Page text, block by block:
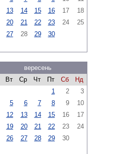
13 14 15 16 17
18
20 21 22 23 24
25
27 28 29 30
вересень
Вт Ср Чт Пт Сб
Нд
1
2
3
5 6 7 8 9
10
12 13 14 15 16
17
19 20 21 22 23
24
26 27 28 29 30